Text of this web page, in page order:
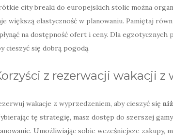
city breaki do europejskich stolic można
większą elastyczność w planowaniu. Pamiętaj
na dostępność ofert i ceny. Dla
cieszyć się dobrą pogodą.
z rezerwacji wakacji
wakacje z wyprzedzeniem, aby cieszyć się
tę strategię, masz dostęp do szerszej
Umożliwiając sobie wcześniejsze zakupy,